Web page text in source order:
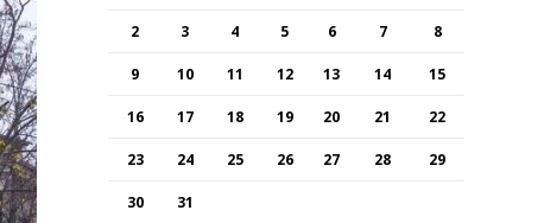
2 3 4 5 6 7 8
9 10 11 12 13 14 15
16 17 18 19 20 21 22
23 24 25 26 27 28 29
30 31